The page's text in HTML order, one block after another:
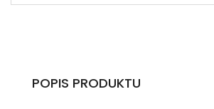
POPIS PRODUKTU